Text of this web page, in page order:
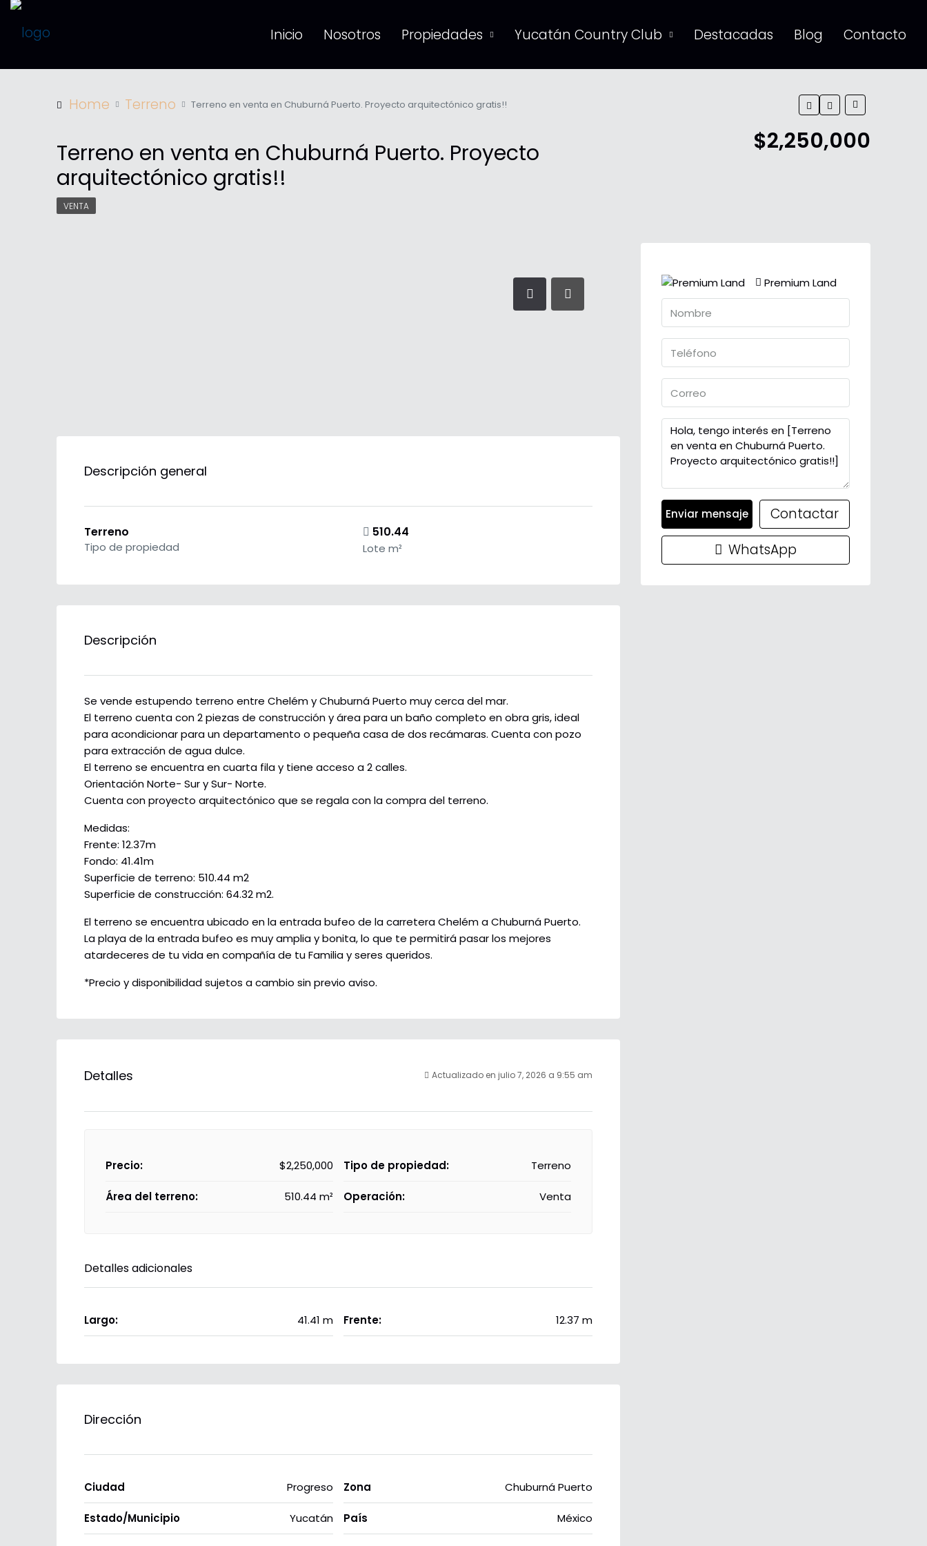
Inicio Nosotros Propiedades Yucatán Country Club Destacadas Blog Contacto
Home Terreno Terreno en venta en Chuburná Puerto. Proyecto arquitectónico gratis!!
Terreno en venta en Chuburná Puerto. Proyecto
arquitectónico gratis!!
$2,250,000
VENTA
Descripción general
Terreno
Tipo de propiedad
510.44
Lote m²
Descripción
Se vende estupendo terreno entre Chelém y Chuburná Puerto muy cerca del mar.
El terreno cuenta con 2 piezas de construcción y área para un baño completo en obra gris, ideal
para acondicionar para un departamento o pequeña casa de dos recámaras. Cuenta con pozo
para extracción de agua dulce.
El terreno se encuentra en cuarta fila y tiene acceso a 2 calles.
Orientación Norte- Sur y Sur- Norte.
Cuenta con proyecto arquitectónico que se regala con la compra del terreno.
Medidas:
Frente: 12.37m
Fondo: 41.41m
Superficie de terreno: 510.44 m2
Superficie de construcción: 64.32 m2.
El terreno se encuentra ubicado en la entrada bufeo de la carretera Chelém a Chuburná Puerto.
La playa de la entrada bufeo es muy amplia y bonita, lo que te permitirá pasar los mejores
atardeceres de tu vida en compañía de tu Familia y seres queridos.
*Precio y disponibilidad sujetos a cambio sin previo aviso.
Detalles Actualizado en julio 7, 2026 a 9:55 am
Precio: $2,250,000
Área del terreno: 510.44 m²
Tipo de propiedad: Terreno
Operación: Venta
Detalles adicionales
Largo: 41.41 m Frente: 12.37 m
Dirección
Ciudad Progreso
Estado/Municipio Yucatán
Zona Chuburná Puerto
País México
Premium Land
Enviar mensaje
Contactar
WhatsApp